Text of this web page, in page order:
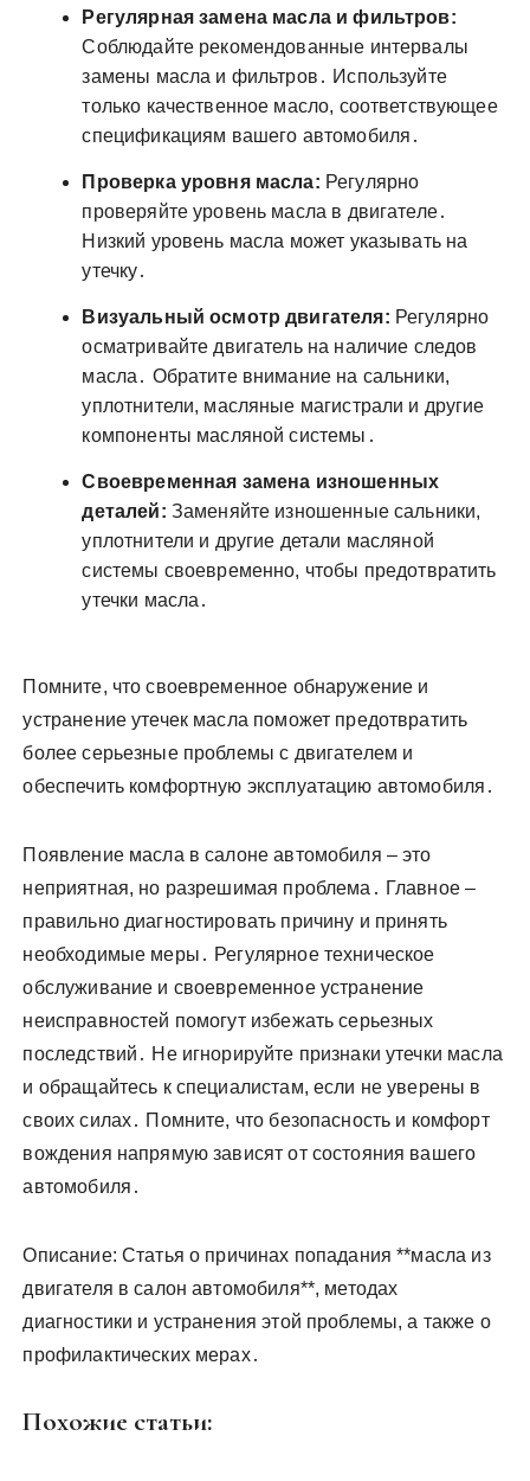
Регулярная замена масла и фильтров:
Соблюдайте рекомендованные интервалы
замены масла и фильтров․ Используйте
только качественное масло, соответствующее
спецификациям вашего автомобиля․
Проверка уровня масла: Регулярно
проверяйте уровень масла в двигателе․
Низкий уровень масла может указывать на
утечку․
Визуальный осмотр двигателя: Регулярно
осматривайте двигатель на наличие следов
масла․ Обратите внимание на сальники,
уплотнители, масляные магистрали и другие
компоненты масляной системы․
Своевременная замена изношенных
деталей: Заменяйте изношенные сальники,
уплотнители и другие детали масляной
системы своевременно, чтобы предотвратить
утечки масла․
Помните, что своевременное обнаружение и
устранение утечек масла поможет предотвратить
более серьезные проблемы с двигателем и
обеспечить комфортную эксплуатацию автомобиля․
Появление масла в салоне автомобиля – это
неприятная, но разрешимая проблема․ Главное –
правильно диагностировать причину и принять
необходимые меры․ Регулярное техническое
обслуживание и своевременное устранение
неисправностей помогут избежать серьезных
последствий․ Не игнорируйте признаки утечки масла
и обращайтесь к специалистам, если не уверены в
своих силах․ Помните, что безопасность и комфорт
вождения напрямую зависят от состояния вашего
автомобиля․
Описание: Статья о причинах попадания **масла из
двигателя в салон автомобиля**, методах
диагностики и устранения этой проблемы, а также о
профилактических мерах․
Похожие статьи: